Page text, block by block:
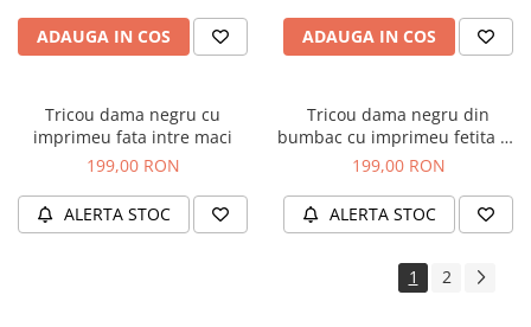
ADAUGA IN COS ADAUGA IN COS
Tricou dama negru cu
imprimeu fata intre maci
199,00 RON
ALERTA STOC
Tricou dama negru din
bumbac cu imprimeu fetita cu
pietricele pe gene
199,00 RON
ALERTA STOC
1 2